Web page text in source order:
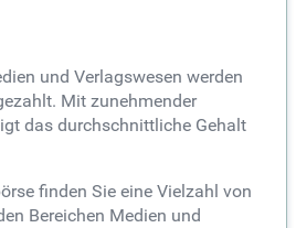
und Verlagswesen werden
Mit zunehmender
das durchschnittliche Gehalt
finden Sie eine Vielzahl von
Bereichen Medien und